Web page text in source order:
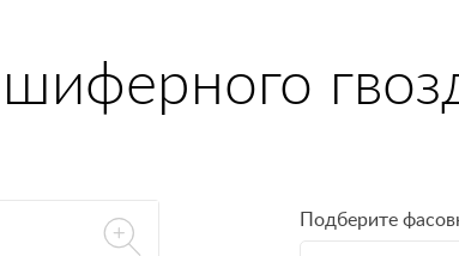
Подберите